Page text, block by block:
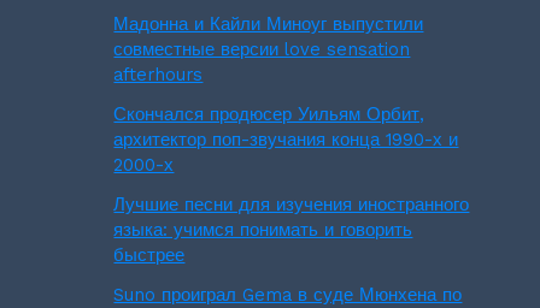
Мадонна и Кайли Миноуг выпустили
совместные версии love sensation
afterhours
Скончался продюсер Уильям Орбит,
архитектор поп-звучания конца 1990-х и
2000-х
Лучшие песни для изучения иностранного
языка: учимся понимать и говорить
быстрее
Suno проиграл Gema в суде Мюнхена по